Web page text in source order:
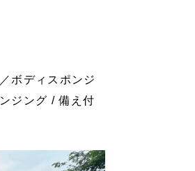
ボディスポンジ
ジング / 備え付